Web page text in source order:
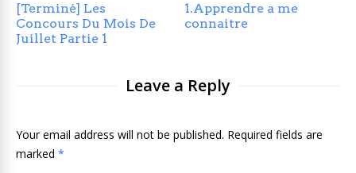
[Terminé] Les
Concours Du Mois De
Juillet Partie 1
1.Apprendre a me
connaitre
Leave a Reply
Your email address will not be published. Required fields are
marked *